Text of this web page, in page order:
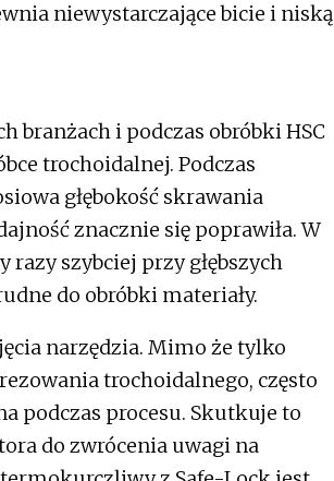
niewystarczające bicie i niską
branżach i podczas obróbki HSC
trochoidalnej. Podczas
głębokość skrawania
znacznie się poprawiła. W
szybciej przy głębszych
do obróbki materiały.
narzędzia. Mimo że tylko
trochoidalnego, często
podczas procesu. Skutkuje to
do zwrócenia uwagi na